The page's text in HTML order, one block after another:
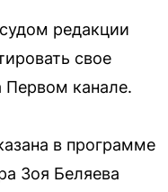
редакции
свое
Первом канале.
в программе
Зоя Беляева